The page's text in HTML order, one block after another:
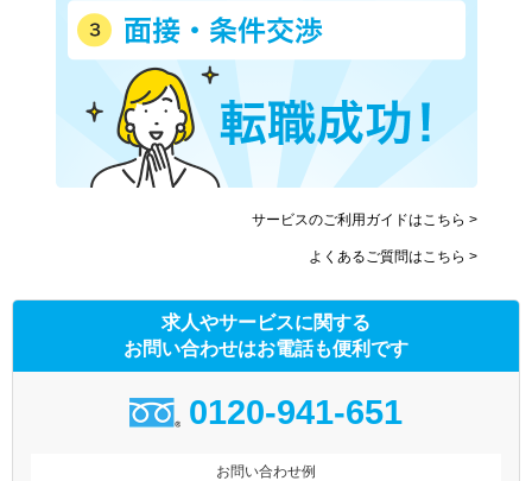
サービスのご利用ガイドはこちら >
よくあるご質問はこちら >
求人やサービスに関する
お問い合わせはお電話も便利です
0120-941-651
お問い合わせ例